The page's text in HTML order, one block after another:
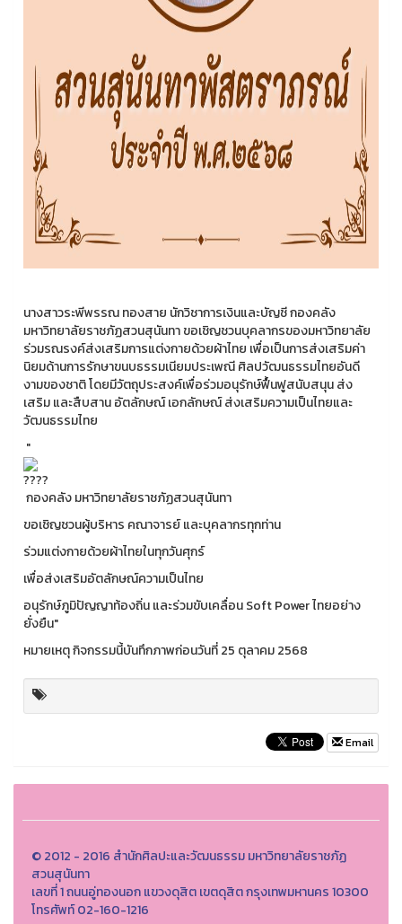
นางสาวระพีพรรณ ทองสาย นักวิชาการเงินและบัญชี กองคลัง
มหาวิทยาลัยราชภัฏสวนสุนันทา ขอเชิญชวนบุคลากรของมหาวิทยาลัย
ร่วมรณรงค์ส่งเสริมการแต่งกายด้วยผ้าไทย เพื่อเป็นการส่งเสริมค่า
นิยมด้านการรักษาขนบธรรมเนียมประเพณี ศิลปวัฒนธรรมไทยอันดี
งามของชาติ โดยมีวัตถุประสงค์เพื่อร่วมอนุรักษ์ฟื้นฟูสนับสนุน ส่ง
เสริม และสืบสาน อัตลักษณ์ เอกลักษณ์ ส่งเสริมความเป็นไทยและ
วัฒนธรรมไทย
"
กองคลัง มหาวิทยาลัยราชภัฏสวนสุนันทา
ขอเชิญชวนผู้บริหาร คณาจารย์ และบุคลากรทุกท่าน
ร่วมแต่งกายด้วยผ้าไทยในทุกวันศุกร์
เพื่อส่งเสริมอัตลักษณ์ความเป็นไทย
อนุรักษ์ภูมิปัญญาท้องถิ่น และร่วมขับเคลื่อน Soft Power ไทยอย่าง
ยั่งยืน"
หมายเหตุ กิจกรรมนี้บันทึกภาพก่อนวันที่ 25 ตุลาคม 2568
Email
© 2012 - 2016 สำนักศิลปะและวัฒนธรรม มหาวิทยาลัยราชภัฏ
สวนสุนันทา
เลขที่ 1 ถนนอู่ทองนอก แขวงดุสิต เขตดุสิต กรุงเทพมหานคร 10300
โทรศัพท์ 02-160-1216